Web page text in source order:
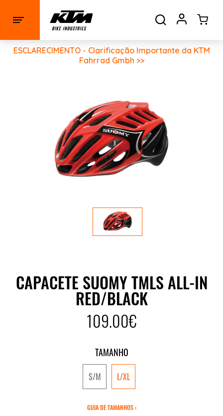
ESCLARECIMENTO - Clarificação Importante da KTM
Fahrrad Gmbh >>
CAPACETE SUOMY TMLS ALL-IN
RED/BLACK
109.00€
TAMANHO
S/M L/XL
GUIA DE TAMANHOS ›